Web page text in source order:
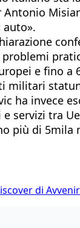
auto».
e fino
militari
ha invece
servizi tra
più di 5mila
di